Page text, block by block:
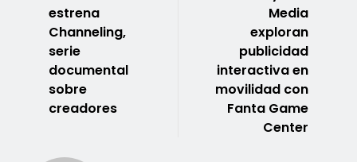
estrena
Channeling,
serie
documental
sobre
creadores
Media
exploran
publicidad
interactiva en
movilidad con
Fanta Game
Center